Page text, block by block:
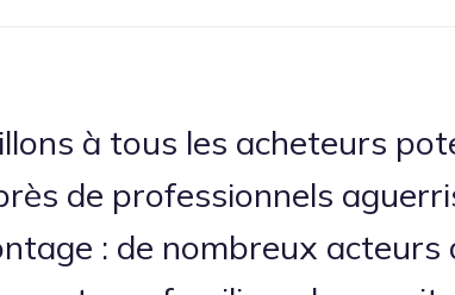
à tous les acheteurs
de professionnels
: de nombreux acteurs